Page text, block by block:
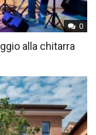
0
alla chitarra